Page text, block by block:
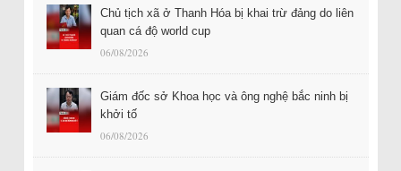
Chủ tịch xã ở Thanh Hóa bị khai trừ đảng do liên
quan cá độ world cup
06/08/2026
Giám đốc sở Khoa học và ông nghệ bắc ninh bị
khởi tố
06/08/2026